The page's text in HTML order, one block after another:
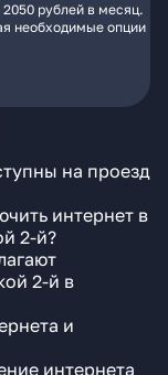
рублей в месяц.
необходимые опции
на проезд
интернет в
2-й?
2-й в
и
интернета